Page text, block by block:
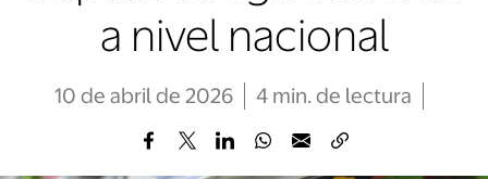
a nivel nacional
10 de abril de 2026 4 min. de lectura